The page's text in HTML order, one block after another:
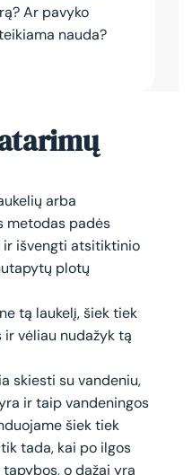
Ar pavyko
nauda?
arba
metodas padės
išvengti atsitiktinio
plotų
tą laukelį, šiek tiek
vėliau nudažyk tą
skiesti su vandeniu,
ir taip vandeningos
šiek tiek
tada, kai po ilgos
o dažai yra